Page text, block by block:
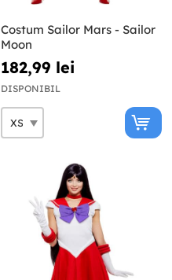
Costum Sailor Mars - Sailor
Moon
182,99 lei
DISPONIBIL